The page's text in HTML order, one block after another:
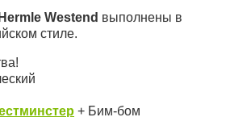
, Бим-Бом
см ( 77'' x 17'' x 10'')
Hermle Westend выполнены в
стиле.
+ Бим-бом